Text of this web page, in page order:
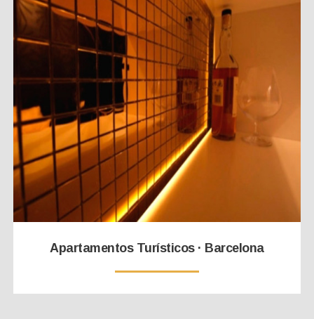
Apartamentos Turísticos · Barcelona